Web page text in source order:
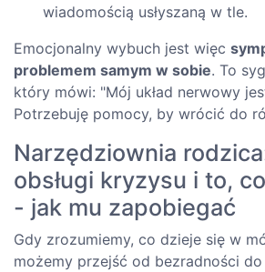
wiadomością usłyszaną w tle.
Emocjonalny wybuch jest więc
problemem samym w sobie. To
który mówi: "Mój układ nerwowy
Potrzebuję pomocy, by wrócić do
Narzędziownia
obsługi kryzysu i to,
- jak mu zapobiegać
Gdy zrozumiemy, co dzieje się w
możemy przejść od bezradności do